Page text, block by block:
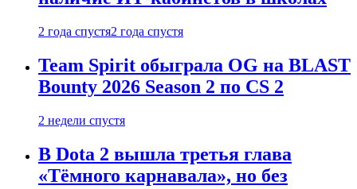
2 года спустя2 года спустя
Team Spirit обыграла OG на BLAST
Bounty 2026 Season 2 по CS 2
2 недели спустя
В Dota 2 вышла третья глава
«Тёмного карнавала», но без